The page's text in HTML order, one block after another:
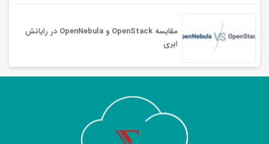
مقایسه OpenStack و OpenNebula در رایانش
ابری